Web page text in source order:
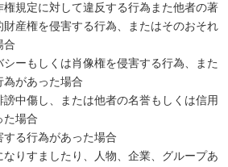
権規定に対して違反する行為また他者の著
産権を侵害する行為、またはそのおそれ
合
ーもしくは肖像権を侵害する行為、また
為があった場合
中傷し、または他者の名誉もしくは信用
た場合
る行為があった場合
りすましたり、人物、企業、グループあ